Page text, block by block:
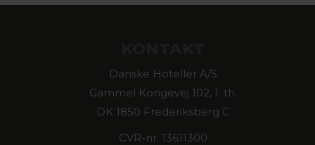
Danske Hoteller A/S
Gammel Kongevej 102, 1. th.
DK 1850 Frederiksberg C
CVR-nr. 13611300